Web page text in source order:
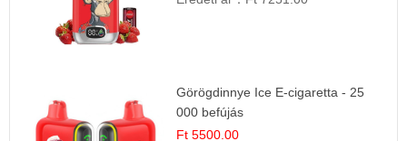
Görögdinnye Ice E-cigaretta - 25
000 befújás
Ft 5500.00